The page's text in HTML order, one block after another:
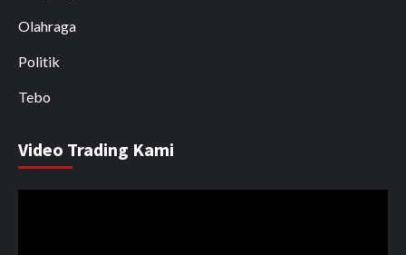
Olahraga
Politik
Tebo
Video Trading Kami